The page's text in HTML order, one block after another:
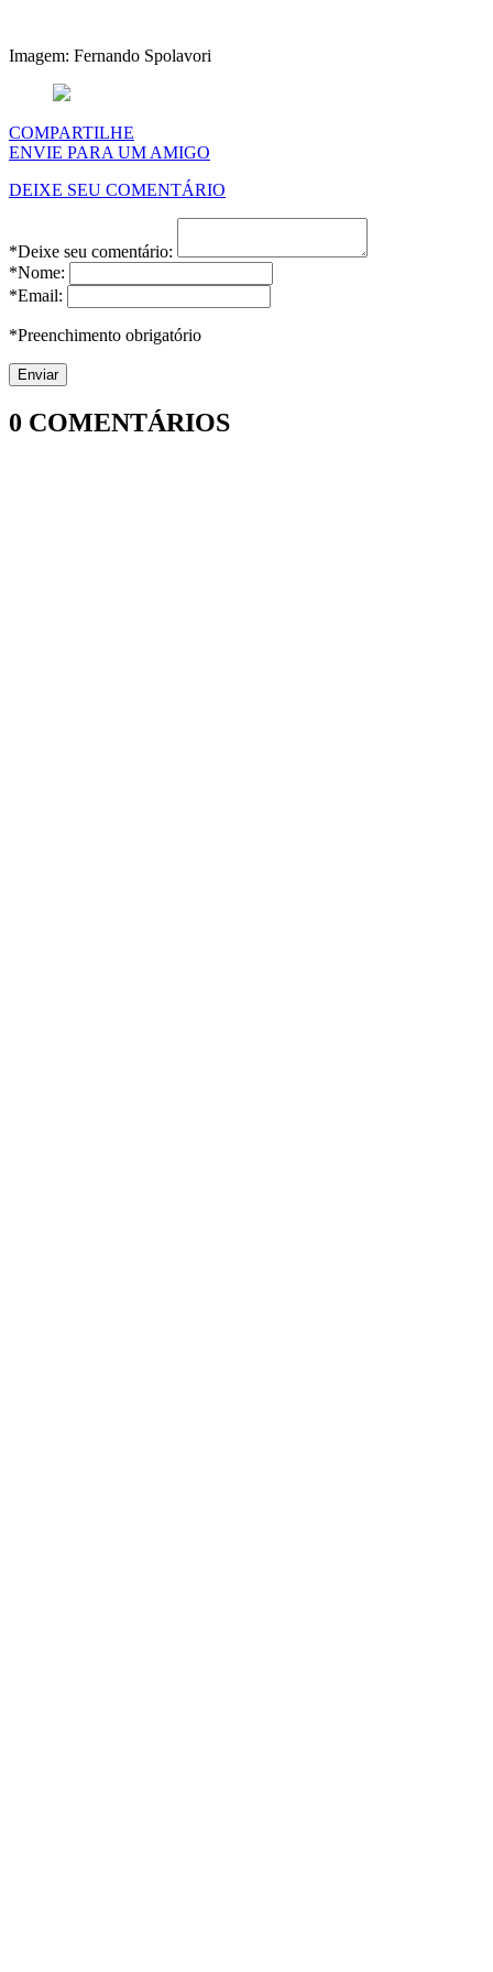
Imagem: Fernando Spolavori
COMPARTILHE
ENVIE PARA UM AMIGO
DEIXE SEU COMENTÁRIO
*Deixe seu comentário:
*Nome:
*Email:
*Preenchimento obrigatório
0 COMENTÁRIOS